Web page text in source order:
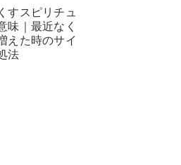
すスピリチュ
味｜最近なく
えた時のサイ
法